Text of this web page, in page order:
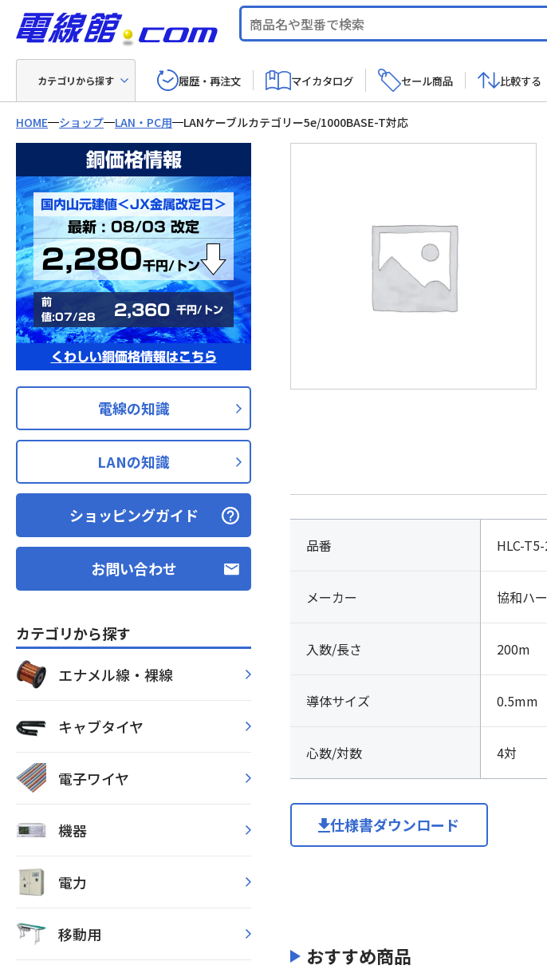
カテゴリから探す 履歴・再注文 マイカタログ セール商品 比較する
HOME ショップ LAN・PC用 LANケーブルカテゴリー5e/1000BASE-T対応
銅価格情報
国内山元建値＜JX金属改定日＞
最新 : 08/03 改定
2,280千円/トン
前
値:07/28
2,360 千円/トン
くわしい銅価格情報はこちら
電線の知識
LANの知識
ショッピングガイド
お問い合わせ
カテゴリから探す
エナメル線・裸線
キャブタイヤ
電子ワイヤ
機器
電力
移動用
品番 HLC-
メーカー 協和ハ
入数/長さ 200m
導体サイズ 0.5mm
心数/対数 4対
仕様書ダウンロード
おすすめ商品